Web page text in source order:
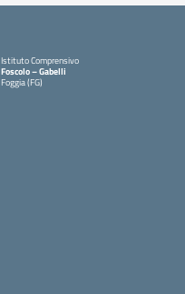
Istituto Comprensivo
Foscolo – Gabelli
Foggia (FG)
— Visita la pagina iniziale della scuola